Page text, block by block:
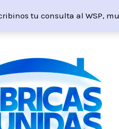
tu consulta al WSP,